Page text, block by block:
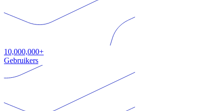
10,000,000+
Gebruikers